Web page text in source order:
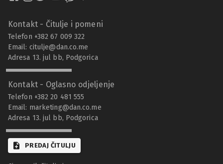
Kontakt - Čitulje i pomeni
Telefon +382 67 009 322
Email: citulje@dan.co.me
Adresa 13. jul bb, Podgorica
Kontakt - Oglasno odjeljenje
Telefon +382 20 481 555
Email: marketing@dan.co.me
Adresa 13. jul bb, Podgorica
PREDAJ ČITULJU